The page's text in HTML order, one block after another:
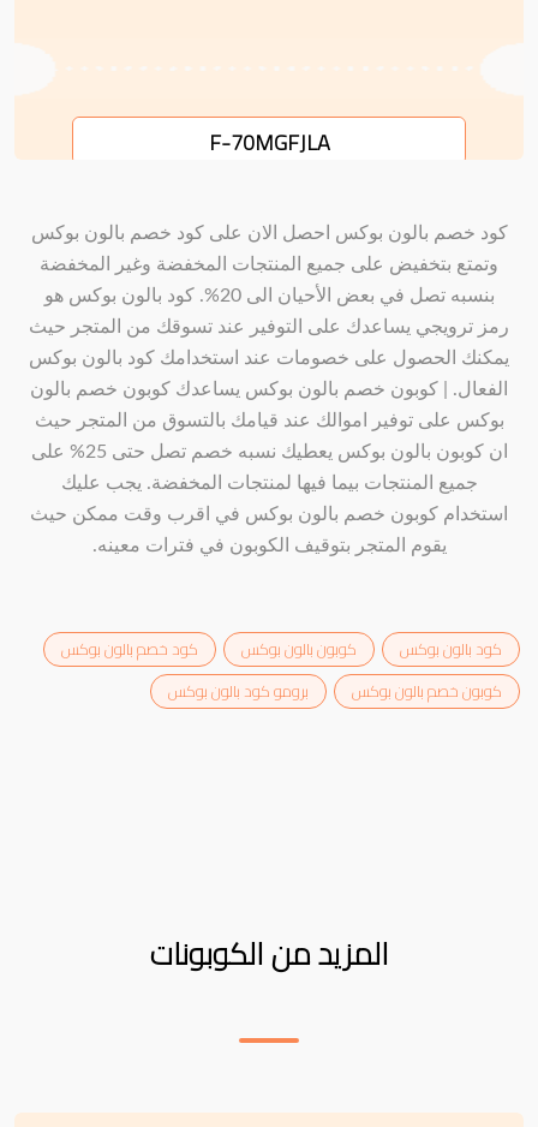
F-70MGFJLA
كود خصم بالون بوكس احصل الان على كود خصم بالون بوكس
وتمتع بتخفيض على جميع المنتجات المخفضة وغير المخفضة
بنسبه تصل في بعض الأحيان الى 20%. كود بالون بوكس هو
رمز ترويجي يساعدك على التوفير عند تسوقك من المتجر حيث
يمكنك الحصول على خصومات عند استخدامك كود بالون بوكس
الفعال. | كوبون خصم بالون بوكس يساعدك كوبون خصم بالون
بوكس على توفير اموالك عند قيامك بالتسوق من المتجر حيث
ان كوبون بالون بوكس يعطيك نسبه خصم تصل حتى 25% على
جميع المنتجات بيما فيها لمنتجات المخفضة. يجب عليك
استخدام كوبون خصم بالون بوكس في اقرب وقت ممكن حيث
يقوم المتجر بتوقيف الكوبون في فترات معينه.
كود بالون بوكس كوبون بالون بوكس
كود خصم بالون بوكس
كوبون خصم بالون بوكس
برومو كود بالون بوكس
المزيد من الكوبونات